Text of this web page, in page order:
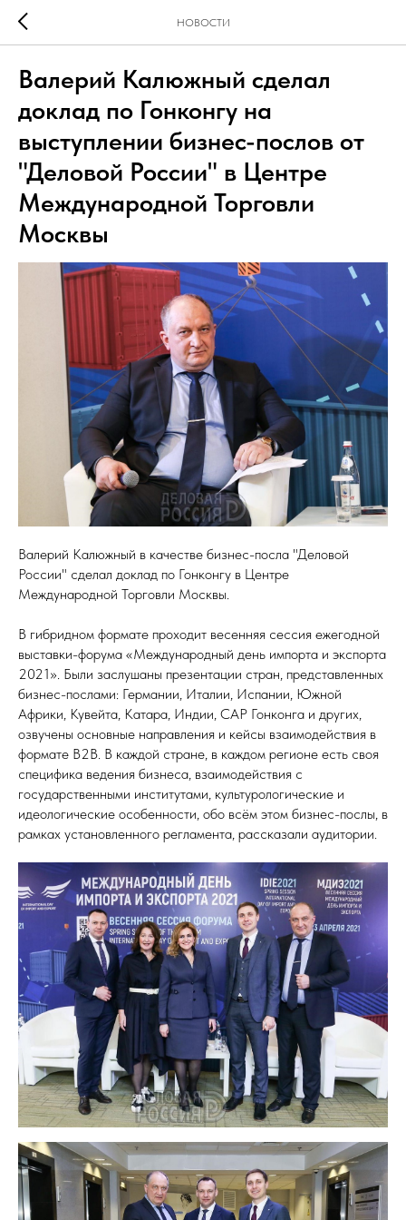
НОВОСТИ
Валерий Калюжный сделал
доклад по Гонконгу на
выступлении бизнес-послов от
"Деловой России" в Центре
Международной Торговли
Москвы
Валерий Калюжный в качестве бизнес-посла "Деловой
России" сделал доклад по Гонконгу в Центре
Международной Торговли Москвы.
В гибридном формате проходит весенняя сессия ежегодной
выставки-форума «Международный день импорта и экспорта
2021». Были заслушаны презентации стран, представленных
бизнес-послами: Германии, Италии, Испании, Южной
Африки, Кувейта, Катара, Индии, САР Гонконга и других,
озвучены основные направления и кейсы взаимодействия в
формате B2B. В каждой стране, в каждом регионе есть своя
специфика ведения бизнеса, взаимодействия с
государственными институтами, культурологические и
идеологические особенности, обо всём этом бизнес-послы, в
рамках установленного регламента, рассказали аудитории.